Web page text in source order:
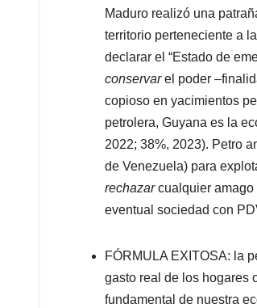
Maduro realizó una
territorio perteneciente a
declarar el “Estado de
conservarel poder
copioso en yacimientos
petrolera, Guyana es la
2022; 38%, 2023). Petro
de Venezuela) para
rechazarcualquier
eventual sociedad con
FÓRMULA EXITOSA: la
gasto real de los hogares
fundamental de nuestra